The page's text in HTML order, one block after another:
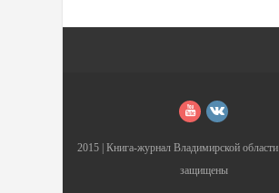
2015 | Книга-журнал Владимирской области
защищены